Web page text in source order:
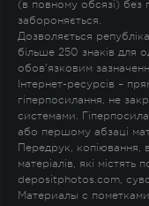
(в повному обсязі) без
забороняється.
Дозволяється
більше 250 знаків для
обов'язковим
Інтернет-ресурсів –
гіперпосилання, не
системами.
або першому абзаці
Передрук, копіювання,
матеріалів, які
depositphotos.com,
Материалы с пометками